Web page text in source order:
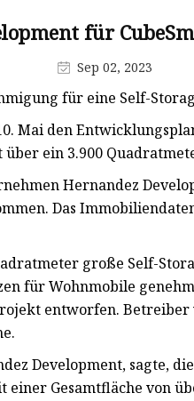
für
Sep 02, 2023
für eine Self-
Mai den
ein 3.900
Hernandez
Das
große Self-
für Wohnmobile
entworfen.
Development, sagte,
einer Gesamtfläche von